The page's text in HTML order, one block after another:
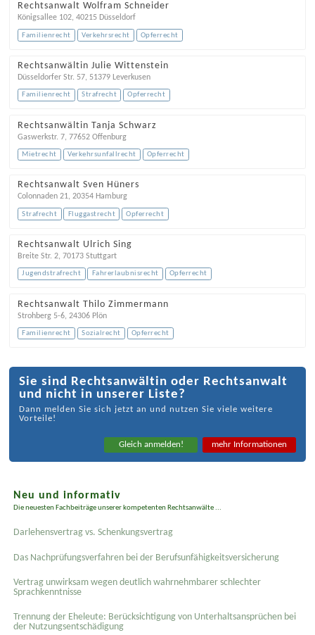
Rechtsanwalt Wolfram Schneider
Königsallee 102, 40215 Düsseldorf
Familienrecht Verkehrsrecht Opferrecht
Rechtsanwältin Julie Wittenstein
Düsseldorfer Str. 57, 51379 Leverkusen
Familienrecht Strafrecht Opferrecht
Rechtsanwältin Tanja Schwarz
Gaswerkstr. 7, 77652 Offenburg
Mietrecht Verkehrsunfallrecht Opferrecht
Rechtsanwalt Sven Hüners
Colonnaden 21, 20354 Hamburg
Strafrecht Fluggastrecht Opferrecht
Rechtsanwalt Ulrich Sing
Breite Str. 2, 70173 Stuttgart
Jugendstrafrecht Fahrerlaubnisrecht Opferrecht
Rechtsanwalt Thilo Zimmermann
Strohberg 5-6, 24306 Plön
Familienrecht Sozialrecht Opferrecht
Sie sind Rechtsanwältin oder Rechtsanwalt
und nicht in unserer Liste?
Dann melden Sie sich jetzt an und nutzen Sie viele weitere
Vorteile!
Gleich anmelden! mehr Informationen
Neu und informativ
Die neuesten Fachbeiträge unserer kompetenten Rechtsanwälte ...
Darlehensvertrag vs. Schenkungsvertrag
Das Nachprüfungsverfahren bei der Berufsunfähigkeitsversicherung
Vertrag unwirksam wegen deutlich wahrnehmbarer schlechter
Sprachkenntnisse
Trennung der Eheleute: Berücksichtigung von Unterhaltsansprüchen bei
der Nutzungsentschädigung